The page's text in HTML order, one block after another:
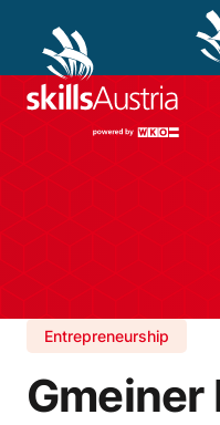
Entrepreneurship
Gmeiner